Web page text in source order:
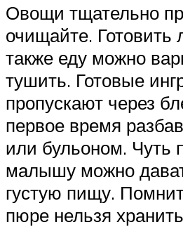
Овощи тщательно
очищайте. Готовить
также еду можно
тушить. Готовые
пропускают через
первое время
или бульоном. Чуть
малышу можно
густую пищу.
пюре нельзя